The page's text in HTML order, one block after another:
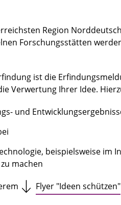
Region
Forschungsstätten
ist die
Verwertung Ihrer Idee.
und
beispielsweise im
machen
Flyer "Ideen schützen"